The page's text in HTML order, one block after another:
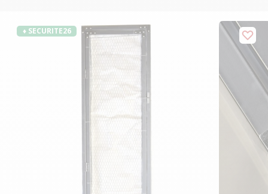
♦ SECURITE26